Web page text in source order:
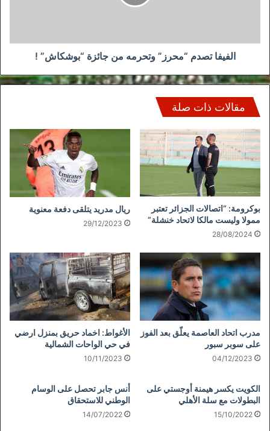
الفيفا تصدم “محرز” وتحرمه من جائزة “بوشكاش” !
مقالات ذات صلة
بوكرومة: “اتصالات الجزائر تعتبر
ممولا وليست مالكا لاتحاد خنشلة”
28/08/2024
ريال مدريد يتلقى دفعة معنوية
29/12/2023
مدرب اتحاد العاصمة يعلّق بعد الفوز
على سوبر سبور
04/12/2023
الأغواط: اخماد حريق بمنزل ارضي
في حي الواحات الشمالية
10/11/2023
الكويت يكسر هيمنة أوجستي على
البطولات مع سلة الأهلي
15/10/2022
أنس جابر تحصل على الوسام
الوطني للاستحقاق
14/07/2022